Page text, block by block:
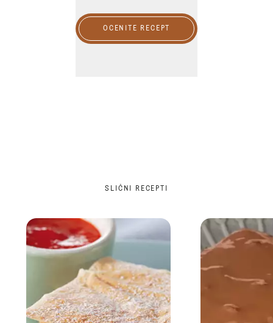
OCENITE RECEPT
SLIČNI RECEPTI